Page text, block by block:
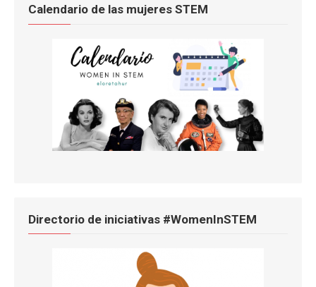
Calendario de las mujeres STEM
Directorio de iniciativas #WomenInSTEM